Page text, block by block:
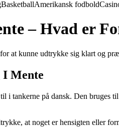
BasketballAmerikansk fodbold
– Hvad er
at kunne udtrykke sig klart og
I Mente
i tankerne på dansk. Den bruges
at noget er hensigten eller